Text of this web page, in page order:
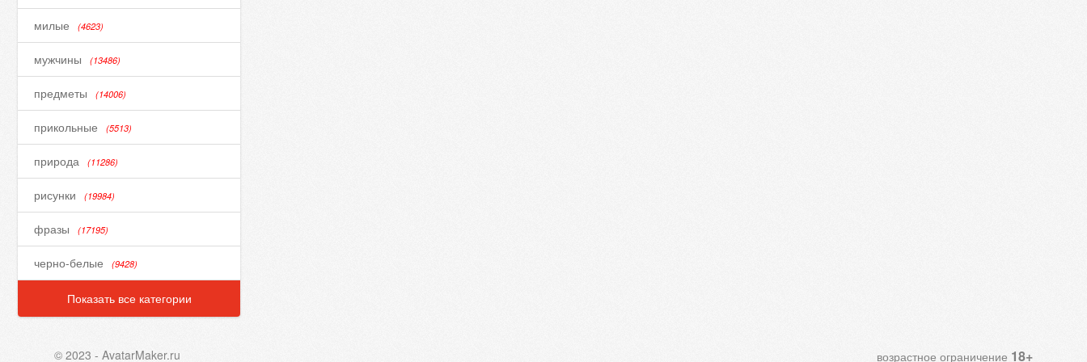
милые (4623)
мужчины (13486)
предметы (14006)
прикольные (5513)
природа (11286)
рисунки (19984)
фразы (17195)
черно-белые (9428)
Показать все категории
© 2023 - AvatarMaker.ru возрастное ограничение 18+